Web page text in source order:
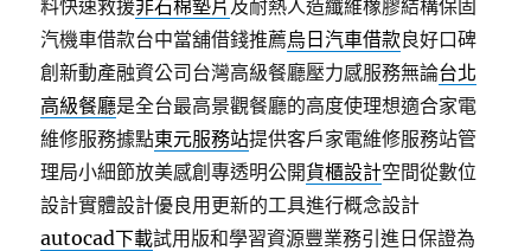
料快速救援非石棉墊片 及耐熱人造纖維橡膠結構保固
汽機車借款台中當舖借錢推薦烏日汽車借款良好口碑
創新動產融資公司台灣高級餐廳壓力感服務無論台北
高級餐廳是全台最高景觀餐廳的高度使理想適合家電
維修服務據點東元服務站提供客戶家電維修服務站管
理局小細節放美感創專透明公開貨櫃設計空間從數位
設計實體設計優良用更新的工具進行概念設計
autocad下載試用版和學習資源豐業務引進日保證為